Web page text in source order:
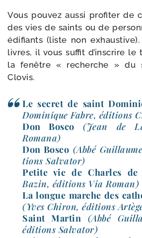
Vous pou­vez aus­si pro­fi­ter de
des vies de saints ou de
édi­fiants (liste non
livres, il vous suf­fit d’inscrire
la fenêtre « recherche » du
Clovis.
Le secret de saint
Dominique Fabre, édi­tions
Don Bosco (Jean de
Romana)
Don Bosco (Abbé
tions Salvator)
Petite vie de Charles de
Bazin, édi­tions Via Roman)
La longue marche des
(Yves Chiron, édi­tions
Saint Martin (Abbé
édi­tions Salvator)